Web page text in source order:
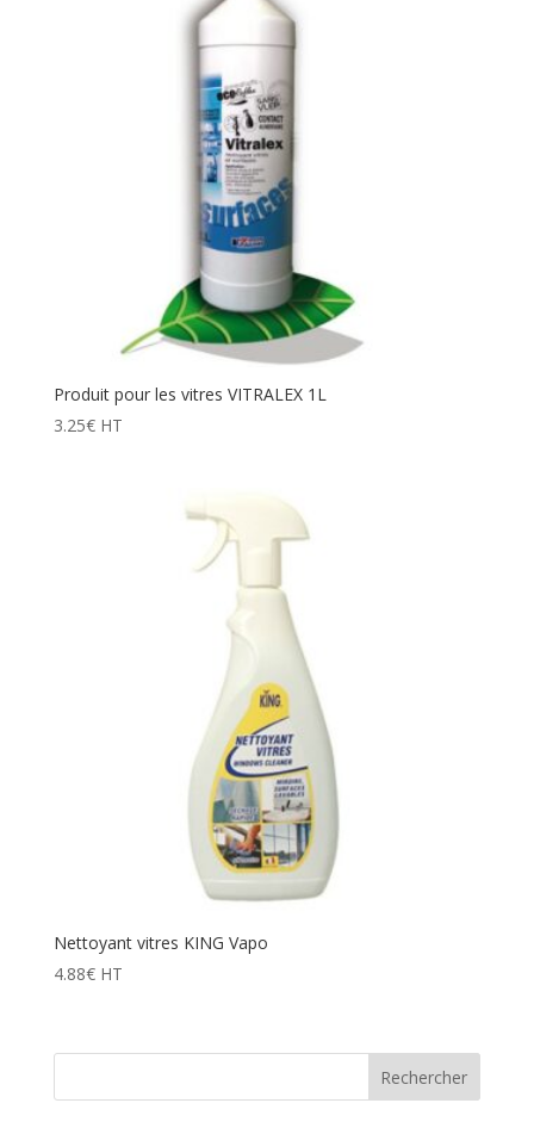
8.36€
Produit pour les vitres VITRALEX 1L
3.25€ HT
Nettoyant vitres KING Vapo
4.88€ HT
Rechercher